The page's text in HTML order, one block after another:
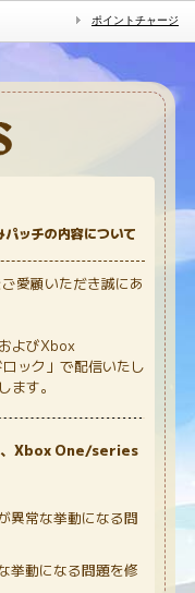
ポイントチャージ
パッチの内容について
愛顧いただき誠にあ
よびXbox
ック」で配信いたし
ます。
Xbox One/series
異常な挙動になる問
挙動になる問題を修